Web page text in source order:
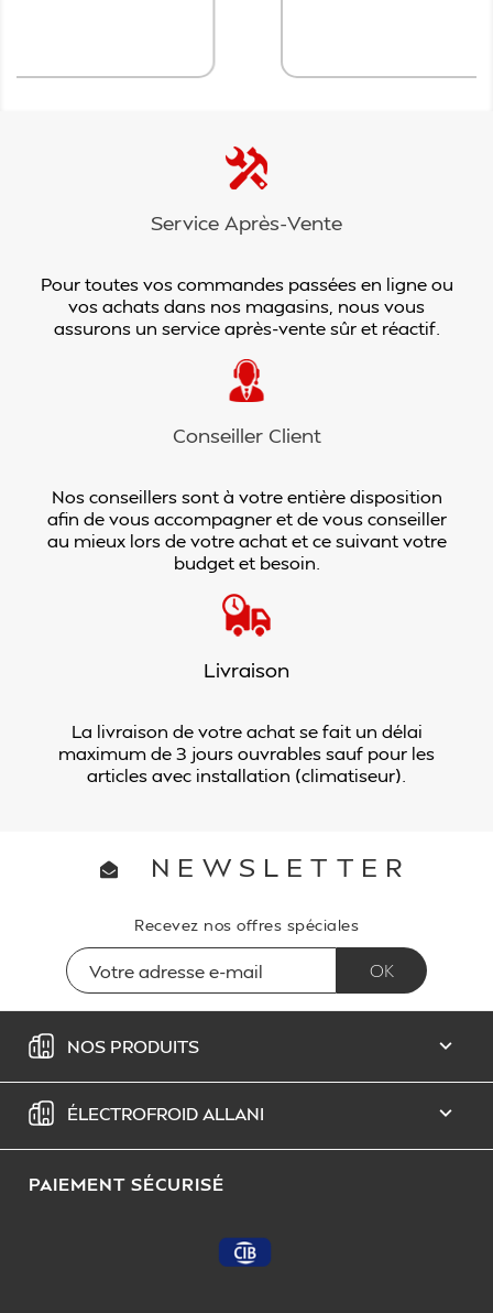
Service Après-Vente
Pour toutes vos commandes passées en ligne ou
vos achats dans nos magasins, nous vous
assurons un service après-vente sûr et réactif.
Conseiller Client
Nos conseillers sont à votre entière disposition
afin de vous accompagner et de vous conseiller
au mieux lors de votre achat et ce suivant votre
budget et besoin.
Livraison
La livraison de votre achat se fait un délai
maximum de 3 jours ouvrables sauf pour les
articles avec installation (climatiseur).
NEWSLETTER
Recevez nos offres spéciales
NOS PRODUITS 
ÉLECTROFROID ALLANI 
PAIEMENT SÉCURISÉ